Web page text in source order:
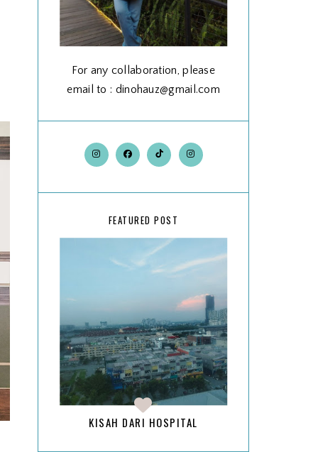
For any collaboration, please
email to : dinohauz@gmail.com
FEATURED POST
KISAH DARI HOSPITAL